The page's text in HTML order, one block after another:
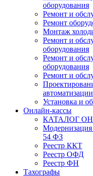
оборудования
Ремонт и
Ремонт
Монтаж
Ремонт и
оборудования
Ремонт и
оборудования
Ремонт и
Установка и
Онлайн-кассы
КАТАЛОГ
Модернизация
54 ФЗ
Реестр ККТ
Реестр ОФД
Реестр ФН
Тахографы